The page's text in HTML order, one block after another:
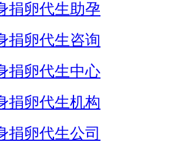
捐卵代生助孕
捐卵代生咨询
捐卵代生中心
捐卵代生机构
捐卵代生公司